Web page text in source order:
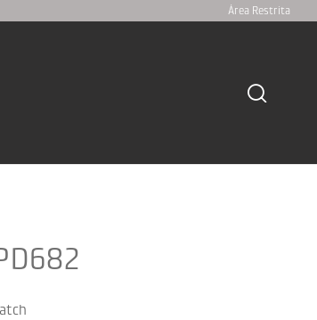
Área Restrita